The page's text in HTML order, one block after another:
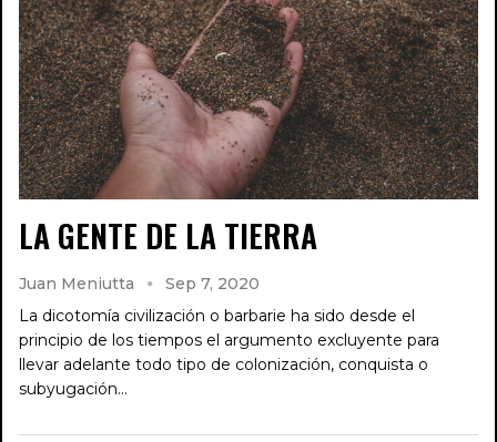
LA GENTE DE LA TIERRA
Juan Meniutta
Sep 7, 2020
La dicotomía civilización o barbarie ha sido desde el
principio de los tiempos el argumento excluyente para
llevar adelante todo tipo de colonización, conquista o
subyugación…